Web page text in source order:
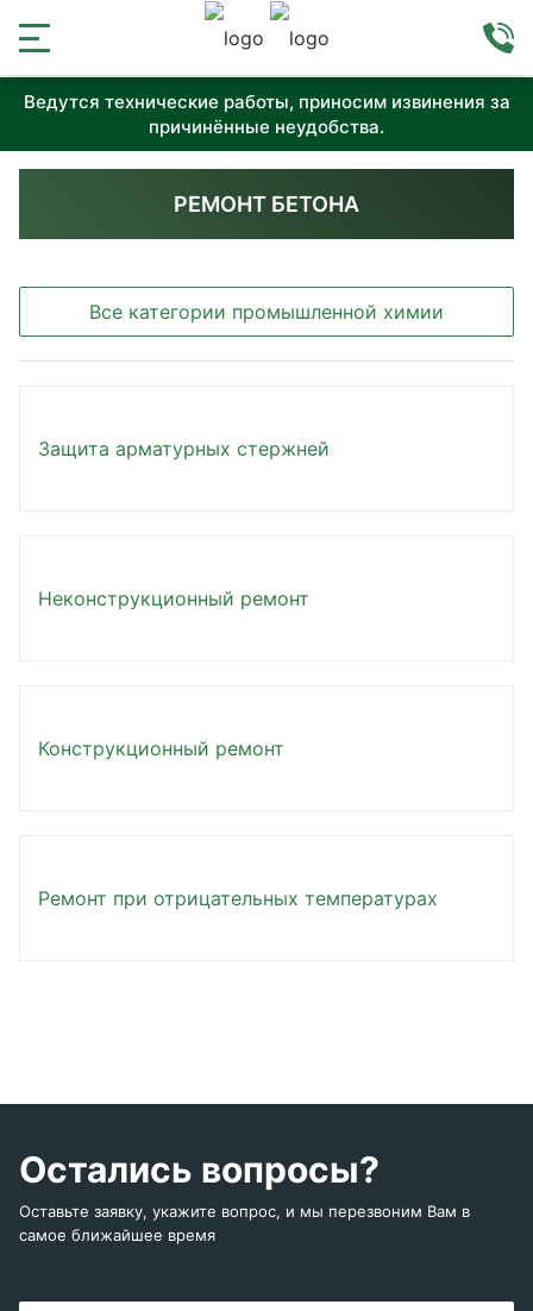
Ведутся технические работы, приносим извинения за
причинённые неудобства.
РЕМОНТ БЕТОНА
Все категории промышленной химии
Защита арматурных стержней
Неконструкционный ремонт
Конструкционный ремонт
Ремонт при отрицательных температурах
Остались вопросы?
Оставьте заявку, укажите вопрос, и мы перезвоним Вам в
самое ближайшее время